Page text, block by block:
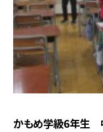
かもめ学級6年生